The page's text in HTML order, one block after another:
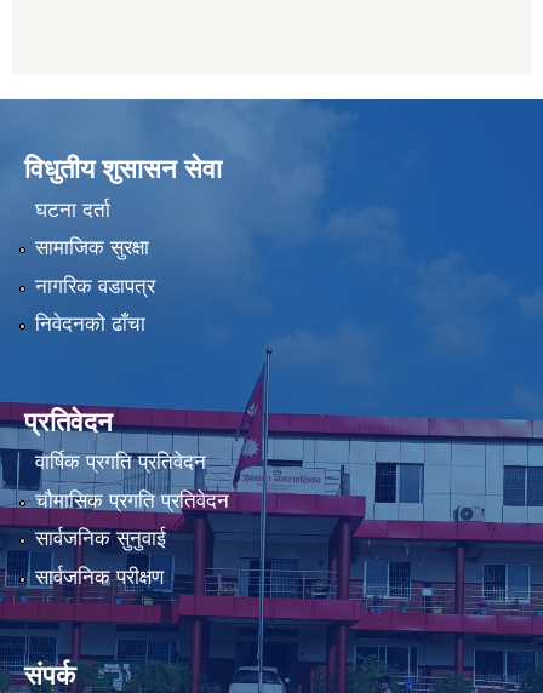
विधुतीय शुसासन सेवा
घटना दर्ता
सामाजिक सुरक्षा
नागरिक वडापत्र
निवेदनको ढाँचा
प्रतिवेदन
वार्षिक प्रगति प्रतिवेदन
चौमासिक प्रगति प्रतिवेदन
सार्वजनिक सुनुवाई
सार्वजनिक परीक्षण
संपर्क